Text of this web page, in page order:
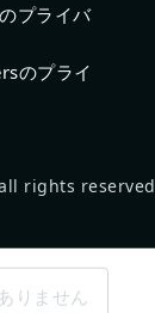
プライバ
のプライ
rights reserved
りません